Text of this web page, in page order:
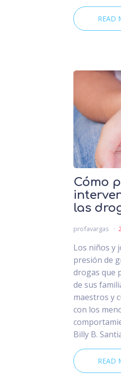
READ
Cómo
las
profavargas
Los niños y
presión de
drogas que
de sus
maestros y
con los
Billy B.
READ